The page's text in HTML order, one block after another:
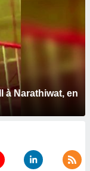
à Narathiwat, en